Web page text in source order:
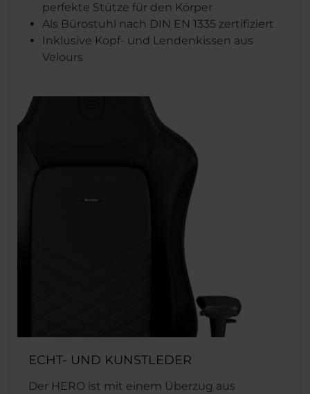
perfekte Stütze für den Körper
Als Bürostuhl nach DIN EN 1335 zertifiziert
Inklusive Kopf- und Lendenkissen aus
Velours
ECHT- UND KUNSTLEDER
Der HERO ist mit einem Überzug aus